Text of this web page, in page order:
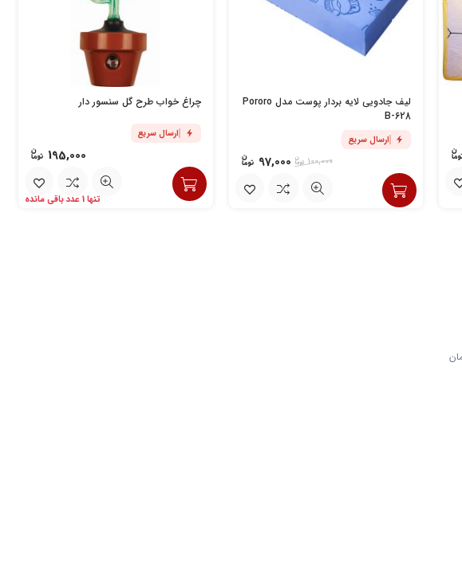
لیف جادویی لایه بردار پوست مدل Pororo
B-628
ارسال سریع
100,000
97,000
چراغ خواب طرح گل سنسور دار
ارسال سریع
195,000
تنها 1 عدد باقی مانده